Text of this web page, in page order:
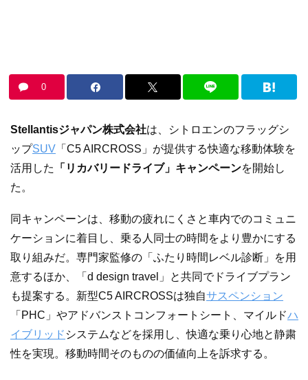
0
Stellantisジャパン株式会社は、シトロエンのフラッグシ
ップSUV 「C5 AIRCROSS」が提供する快適な移動体験を
活用した
「リカバリードライブ」キャンペーンを開始し
た。
同キャンペーンは、移動の疲れにくさと車内でのコミュニ
ケーションに着目し、乗る人同士の時間をより豊かにする
取り組みだ。専門家監修の「ふたり時間レベル診断」を用
意するほか、「d design travel」と共同でドライブプラン
も提案する。新型C5 AIRCROSSは独自サスペンション
「PHC」やアドバンストコンフォートシート、マイルドハ
イブリッド システムなどを採用し、快適な乗り心地と静粛
性を実現。移動時間そのものの価値向上を訴求する。